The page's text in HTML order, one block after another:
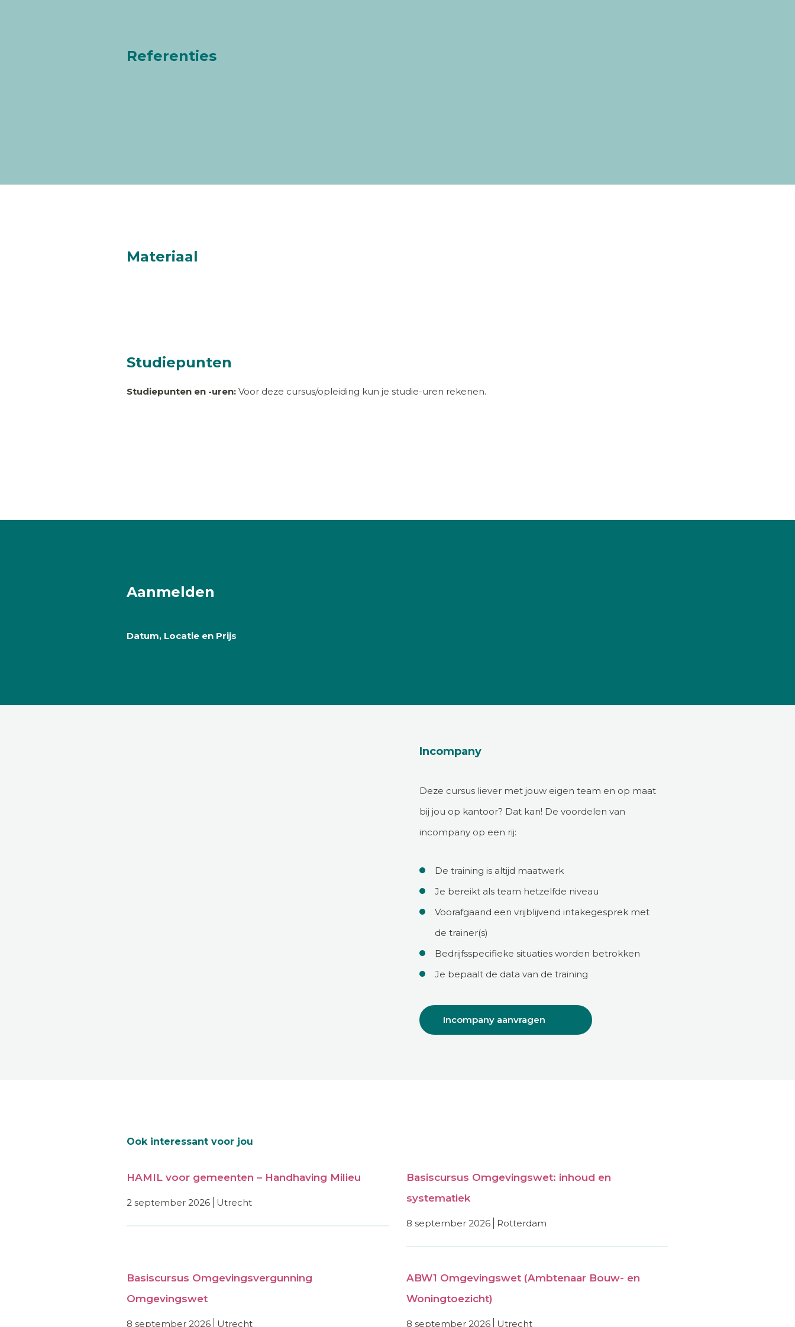
Referenties
Materiaal
Studiepunten
Studiepunten en -uren: Voor deze cursus/opleiding kun je studie-uren rekenen.
Aanmelden
Datum, Locatie en Prijs
Incompany
Deze cursus liever met jouw eigen team en op maat
bij jou op kantoor? Dat kan! De voordelen van
incompany op een rij:
De training is altijd maatwerk
Je bereikt als team hetzelfde niveau
Voorafgaand een vrijblijvend intakegesprek met
de trainer(s)
Bedrijfsspecifieke situaties worden betrokken
Je bepaalt de data van de training
Incompany aanvragen
Ook interessant voor jou
HAMIL voor gemeenten – Handhaving Milieu
2 september 2026 utrecht
Basiscursus Omgevingswet: inhoud en
systematiek
8 september 2026 rotterdam
Basiscursus Omgevingsvergunning
Omgevingswet
8 september 2026 utrecht
ABW1 Omgevingswet (Ambtenaar Bouw- en
Woningtoezicht)
8 september 2026 utrecht